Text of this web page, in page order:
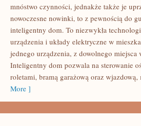
WIEKU
JAKIM
JEST,
CHCE
MIESZKAĆ
W
mnóstwo czynności, jednakże także je
nowoczesne nowinki, to z pewnością do
inteligentny dom. To niezwykła
urządzenia i układy elektryczne w
jednego urządzenia, z dowolnego
Inteligentny dom pozwala na sterowanie
roletami, bramą garażową oraz
More ]